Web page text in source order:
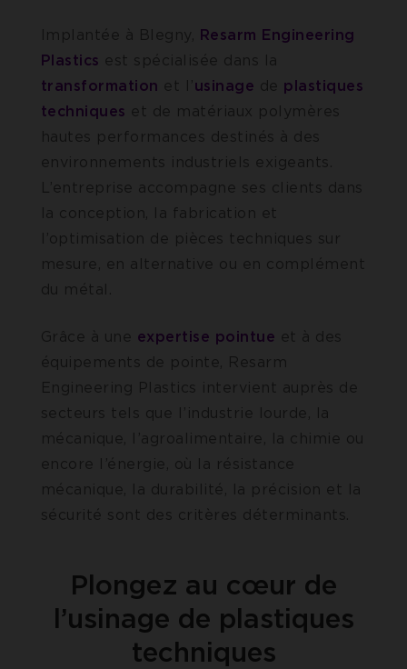
Implantée à Blegny, Resarm Engineering
Plastics est spécialisée dans la
transformation et l’usinage de plastiques
techniques et de matériaux polymères
hautes performances destinés à des
environnements industriels exigeants.
L’entreprise accompagne ses clients dans
la conception, la fabrication et
l’optimisation de pièces techniques sur
mesure, en alternative ou en complément
du métal.
Grâce à une expertise pointue et à des
équipements de pointe, Resarm
Engineering Plastics intervient auprès de
secteurs tels que l’industrie lourde, la
mécanique, l’agroalimentaire, la chimie ou
encore l’énergie, où la résistance
mécanique, la durabilité, la précision et la
sécurité sont des critères déterminants.
Plongez au cœur de
l’usinage de plastiques
techniques